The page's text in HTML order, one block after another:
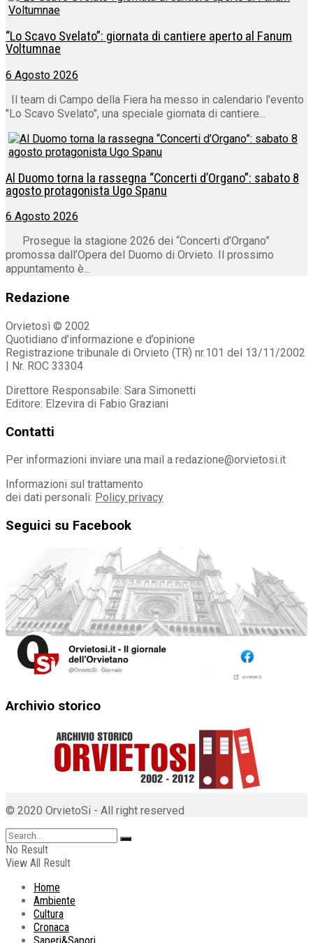
“Lo Scavo Svelato”: giornata di cantiere aperto al Fanum
Voltumnae
6 Agosto 2026
Il team di Campo della Fiera ha messo in calendario l'evento
"Lo Scavo Svelato", una speciale giornata di cantiere...
Al Duomo torna la rassegna “Concerti d’Organo”: sabato 8
agosto protagonista Ugo Spanu
6 Agosto 2026
Prosegue la stagione 2026 dei “Concerti d’Organo”
promossa dall’Opera del Duomo di Orvieto. Il prossimo
appuntamento è...
Redazione
Orvietosì © 2002
Quotidiano d’informazione e d’opinione
Registrazione tribunale di Orvieto (TR) nr.101 del 13/11/2002
| Nr. ROC 33304
Direttore Responsabile: Sara Simonetti
Editore: Elzevira di Fabio Graziani
Contatti
Per informazioni inviare una mail a redazione@orvietosi.it
Informazioni sul trattamento
dei dati personali: Policy privacy
Seguici su Facebook
Archivio storico
© 2020 OrvietoSi - All right reserved
No Result
View All Result
Home
Ambiente
Cultura
Cronaca